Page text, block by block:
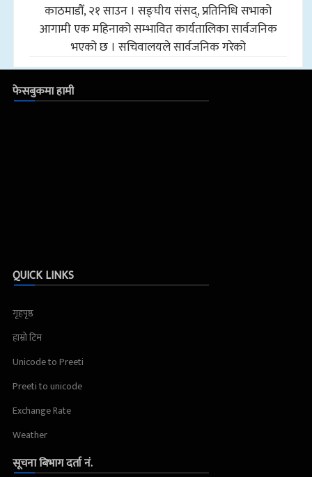
काठमाडौँ, २१ साउन । सङ्घीय संसद्, प्रतिनिधि सभाको
आगामी एक महिनाको सम्भावित कार्यतालिका सार्वजनिक
भएको छ । सचिवालयले सार्वजनिक गरेको
फेसबुकमा हामी
QUICK LINKS
गृहपृष्ठ
हाम्रो टिम
Unicode to Preeti
Preeti to unicode
Exchange Rate
Weather
सूचना बिभाग दर्ता नं.